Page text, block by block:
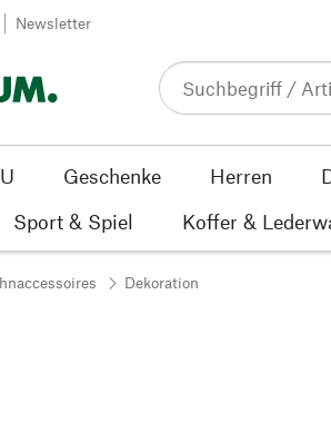
Newsletter
Geschenke Herren
Sport & Spiel
Koffer &
Dekoration